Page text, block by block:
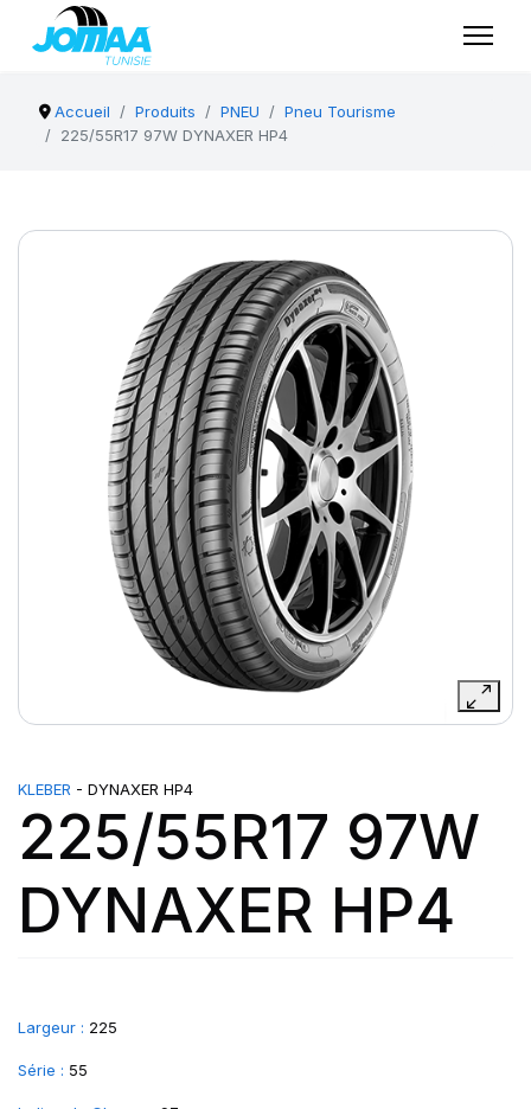
Accueil Produits PNEU
Pneu Tourisme
225/55R17 97W DYNAXER HP4
KLEBER - DYNAXER HP4
225/55R17 97W
DYNAXER HP4
Largeur : 225
Série : 55